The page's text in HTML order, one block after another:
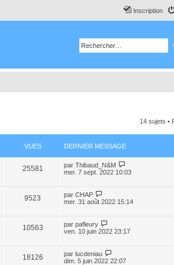
Inscription
14 sujets •
VUES DERNIER MESSAGE
25581 par Thibaud_N&M
mer. 7 sept. 2022 10:03
9523 par CHAP
mer. 31 août 2022 15:14
10563 par pafleury
ven. 10 juin 2022 23:17
18126 par lucdeniau
dim. 5 juin 2022 22:07